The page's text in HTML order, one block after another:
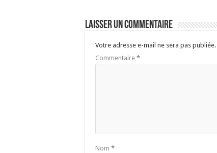
Laisser un commentaire
Votre adresse e-mail ne sera pas publiée.
Commentaire *
Nom *